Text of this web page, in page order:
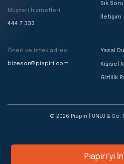
Sık
İletişim
Yasal
Kişisel
Gizlilik
Müşteri hizmetleri
444 7 333
Öneri ve istek adresi
bizesor@piapiri.com
© 2026 Piapiri | ÜNLÜ & Co.
Piapiri'yi